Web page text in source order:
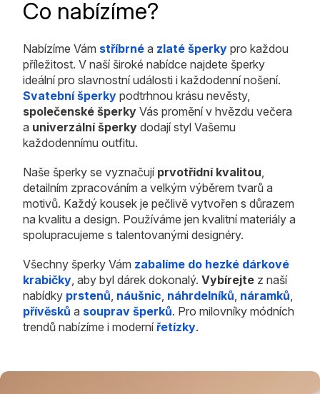
Co nabízíme?
Nabízíme Vám stříbrné a zlaté šperky pro každou
příležitost. V naší široké nabídce najdete šperky
ideální pro slavnostní události i každodenní nošení.
Svatební šperky podtrhnou krásu nevěsty,
společenské šperky Vás promění v hvězdu večera
a univerzální šperky dodají styl Vašemu
každodennímu outfitu.
Naše šperky se vyznačují prvotřídní kvalitou,
detailním zpracováním a velkým výběrem tvarů a
motivů. Každý kousek je pečlivě vytvořen s důrazem
na kvalitu a design. Používáme jen kvalitní materiály a
spolupracujeme s talentovanými designéry.
Všechny šperky Vám zabalíme do hezké dárkové
krabičky, aby byl dárek dokonalý. Vybírejte z naší
nabídky prstenů, náušnic, náhrdelníků, náramků,
přívěsků a souprav šperků. Pro milovníky módních
trendů nabízíme i modernířetízky.